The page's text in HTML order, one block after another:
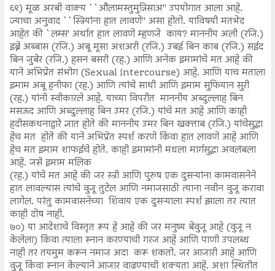
६९) मूळ अरबी वाक्य ``औलामस्तुमुन्निसाअ'' उपयोगात आला आहे.
ज्याचा अनुवाद ``स्त्रियांना हात लावणे'' असा होतो. याविषयी मतभेद
आहेत की `लम्स' अर्थात हात लावणे म्हणजे काय? माननीय अली (रजि.)
इब्ने अब्बास (रजि.) अबू मूसा अशअरी (रजि.) उबई बिन काब (रजि.) सईद
बिन जुबेर (रजि.) हसन बसरी (रह.) आणि अनेक इमामांचे मत आहे की
याने अभिप्रेत संभोग (Sexual intercourse) आहे. आणि याच मताला
इमाम अबू हनीफा (रह.) आणि त्यांचे साथी आणि इमाम सुफियान सुरी
(रह.) यांनी स्वीकारले आहे. याच्या विपरीत माननीय अब्दुल्लाह बिन
मसऊद आणि अब्दुल्लाह बिन उमर (रजि.) यांचे मत आहे आणि काही
हदीसकथनाद्वारे ज्ञात होते की माननीय उमर बिन खक्ताब (रजि.) यांचेसुद्धा
हेच मत होते की याने अभिप्रेत स्पर्श करणे किंवा हात लावणे आहे आणि
हेच मत इमाम शाफईचे होते. काही इमामांनी मधला मार्गसुद्धा अवलंबला
आहे. जसे इमाम मलिक
(रह.) यांचे मत आहे की जर स्त्री आणि पुरुष एक दुसऱ्यांना कामवासनेने
हात लावल्यास त्यांचे वुजू तुटेल आणि नमाजसाठी त्याना नवीन वुजू करावा
लागेल. परंतु कामवासनेच्या शिवाय एक दुसऱ्याला स्पर्श झाला तर त्यात
काही दोष नाही.
७०) या आदेशाचे विस्तृत रूप हे आहे की जर मनुष्य बेवुजू आहे (वुजू न
केलेला) किंवा त्याला स्नान करण्याची गरज आहे आणि पाणी उपलब्ध
नाही तर तयमुम करून नमाज अदा करू शकतो. जर आजारी आहे आणि
वुजू किंवा स्नान केल्याने आजार वाढण्याची शक्यता आहे. अशा स्थितीत